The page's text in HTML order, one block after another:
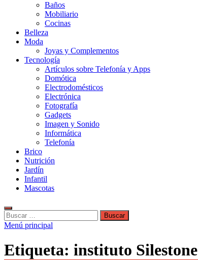
Baños
Mobiliario
Cocinas
Belleza
Moda
Joyas y Complementos
Tecnología
Artículos sobre Telefonía y Apps
Domótica
Electrodomésticos
Electrónica
Fotografía
Gadgets
Imagen y Sonido
Informática
Telefonía
Brico
Nutrición
Jardín
Infantil
Mascotas
Buscar:
Menú principal
Etiqueta: instituto Silestone